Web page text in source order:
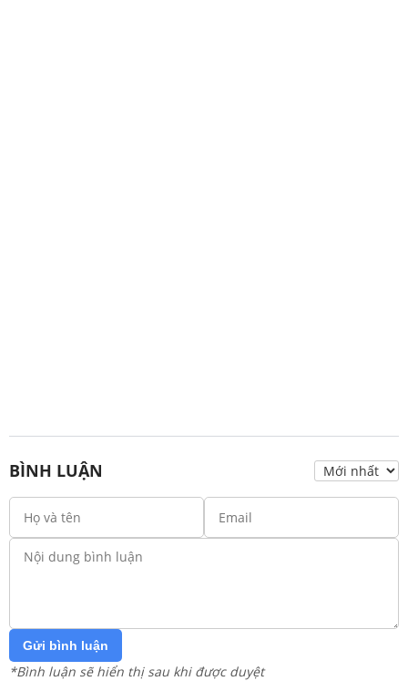
BÌNH LUẬN
Gửi bình luận
*Bình luận sẽ hiển thị sau khi được duyệt